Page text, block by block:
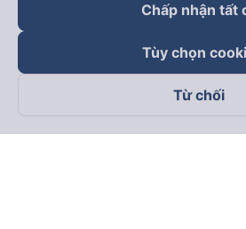
Theo dõi chúng tôi trên
Chấp nhận tất
Tùy chọn
Từ chối